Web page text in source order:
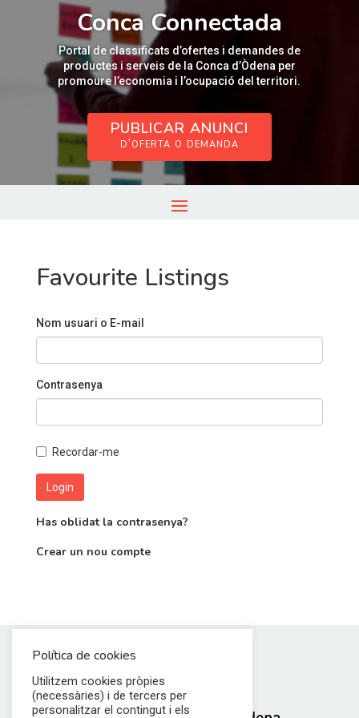
Reproductor
Conca Connectada
Portal de classificats d’ofertes i demandes de
productes i serveis de la Conca d’Òdena per
promoure l’economia i l’ocupació del territori.
PUBLICAR ANUNCI
d’oferta o demanda
Favourite Listings
Nom usuari o E-mail
Contrasenya
Recordar-me
Has oblidat la contrasenya?
Crear un nou compte
Política de cookies
Utilitzem cookies pròpies
(necessàries) i de tercers per
personalitzar el contingut i els